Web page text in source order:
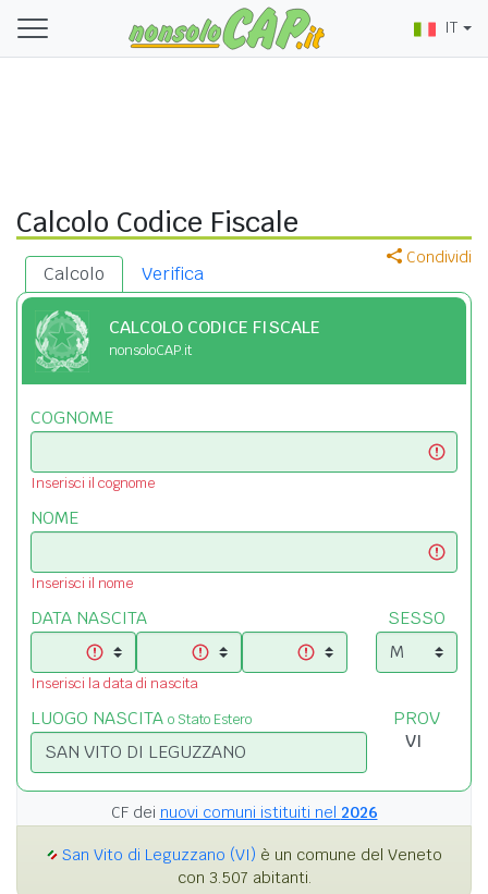
IT
Calcolo Codice Fiscale
Condividi
Calcolo Verifica
CALCOLO CODICE FISCALE
nonsoloCAP.it
COGNOME
Inserisci il cognome
NOME
Inserisci il nome
DATA NASCITA
Inserisci la data di nascita
SESSO
LUOGO NASCITA o Stato Estero PROV
CF dei nuovi comuni istituiti nel 2026
San Vito di Leguzzano (VI) è un comune del Veneto
con 3.507 abitanti.